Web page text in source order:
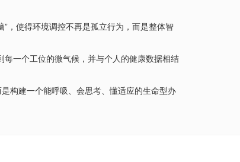
，使得环境调控不再是孤立行为，而是整体智
一个工位的微气候，并与个人的健康数据相结
构建一个能呼吸、会思考、懂适应的生命型办